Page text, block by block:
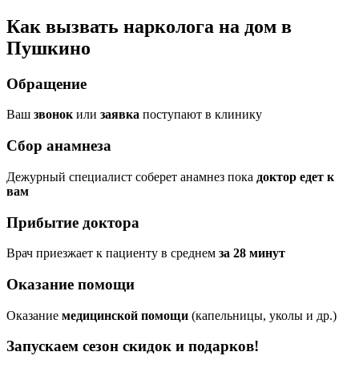
Как вызвать нарколога на дом в
Пушкино
Обращение
Ваш звонокили заявка поступают в клинику
Сбор анамнеза
Дежурный специалист соберет анамнез пока доктор едет к
вам
Прибытие доктора
Врач приезжает к пациенту в среднем за 28 минут
Оказание помощи
Оказание медицинской помощи (капельницы, уколы и др.)
Запускаем сезон скидок и подарков!